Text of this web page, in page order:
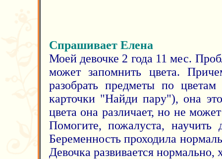
Спрашивает Елена
Моей девочке 2 года 11 мес.
может запомнить цвета.
разобрать предметы по
карточки "Найди пару"), она
цвета она различает, но не
Помогите, пожалуста, научить
Беременность проходила
Девочка развивается нормально,